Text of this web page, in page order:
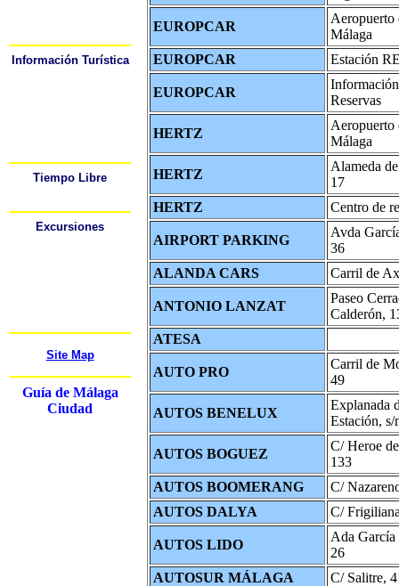
EUROPCAR
Aeropuerto
Málaga
EUROPCAR
Estación
EUROPCAR
Reservas
HERTZ
Aeropuerto
Málaga
HERTZ
Alameda
17
HERTZ
Centro de
AIRPORT PARKING
Avda
36
ALANDA CARS
Carril de
ANTONIO LANZAT
Paseo
Calderón,
ATESA
AUTO PRO
Carril de
49
AUTOS BENELUX
Explanada
Estación, s/
AUTOS BOGUEZ
C/ Heroe
133
AUTOS BOOMERANG
C/
AUTOS DALYA
C/
AUTOS LIDO
Ada
26
AUTOSUR MÁLAGA
C/ Salitre,
Información Turística
Tiempo Libre
Excursiones
Site Map
Guía de Málaga
Ciudad